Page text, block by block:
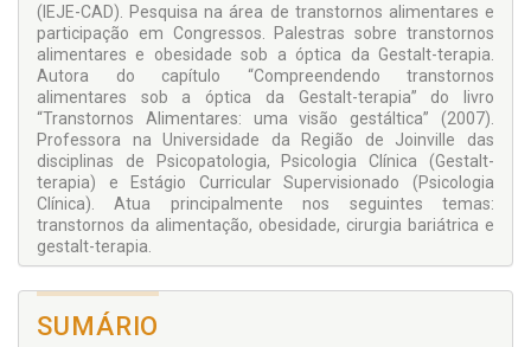
(IEJE-CAD). Pesquisa na área de transtornos alimentares e
participação em Congressos. Palestras sobre transtornos
alimentares e obesidade sob a óptica da Gestalt-terapia.
Autora do capítulo “Compreendendo transtornos
alimentares sob a óptica da Gestalt-terapia” do livro
“Transtornos Alimentares: uma visão gestáltica” (2007).
Professora na Universidade da Região de Joinville das
disciplinas de Psicopatologia, Psicologia Clínica (Gestalt-
terapia) e Estágio Curricular Supervisionado (Psicologia
Clínica). Atua principalmente nos seguintes temas:
transtornos da alimentação, obesidade, cirurgia bariátrica e
gestalt-terapia.
SUMÁRIO